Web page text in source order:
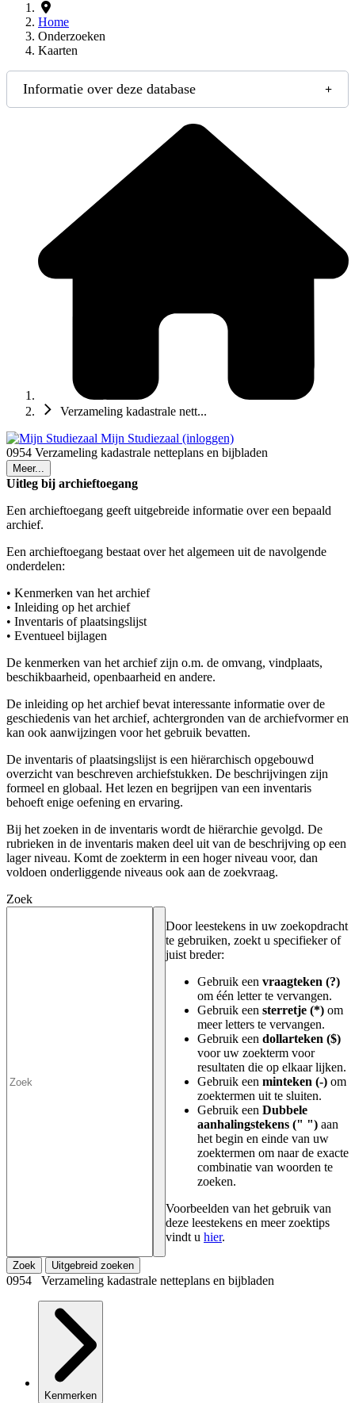
Home
Onderzoeken
Kaarten
Informatie over deze database
Verzameling kadastrale nett...
Mijn Studiezaal (inloggen)
0954 Verzameling kadastrale netteplans en bijbladen
Meer...
Uitleg bij archieftoegang
Een archieftoegang geeft uitgebreide informatie over een bepaald
archief.
Een archieftoegang bestaat over het algemeen uit de navolgende
onderdelen:
• Kenmerken van het archief
• Inleiding op het archief
• Inventaris of plaatsingslijst
• Eventueel bijlagen
De kenmerken van het archief zijn o.m. de omvang, vindplaats,
beschikbaarheid, openbaarheid en andere.
De inleiding op het archief bevat interessante informatie over de
geschiedenis van het archief, achtergronden van de archiefvormer en
kan ook aanwijzingen voor het gebruik bevatten.
De inventaris of plaatsingslijst is een hiërarchisch opgebouwd
overzicht van beschreven archiefstukken. De beschrijvingen zijn
formeel en globaal. Het lezen en begrijpen van een inventaris
behoeft enige oefening en ervaring.
Bij het zoeken in de inventaris wordt de hiërarchie gevolgd. De
rubrieken in de inventaris maken deel uit van de beschrijving op een
lager niveau. Komt de zoekterm in een hoger niveau voor, dan
voldoen onderliggende niveaus ook aan de zoekvraag.
Zoek
Door leestekens in uw zoekopdracht
te gebruiken, zoekt u specifieker of
juist breder:
Gebruik een vraagteken (?)
om één letter te vervangen.
Gebruik een sterretje (*) om
meer letters te vervangen.
Gebruik een dollarteken ($)
voor uw zoekterm voor
resultaten die op elkaar lijken.
Gebruik een minteken (-) om
zoektermen uit te sluiten.
Gebruik een Dubbele
aanhalingstekens (" ") aan
het begin en einde van uw
zoektermen om naar de exacte
combinatie van woorden te
zoeken.
Voorbeelden van het gebruik van
deze leestekens en meer zoektips
vindt u hier.
Zoek Uitgebreid zoeken
0954 Verzameling kadastrale netteplans en bijbladen
Kenmerken